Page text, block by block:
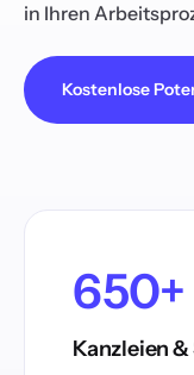
in Ihren
Kostenlose
650+
Kanzleien